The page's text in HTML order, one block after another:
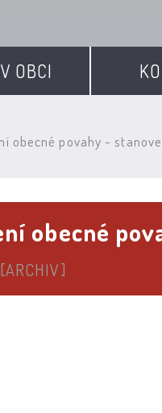
OBCI
povahy -
obecné
[ARCHIV]